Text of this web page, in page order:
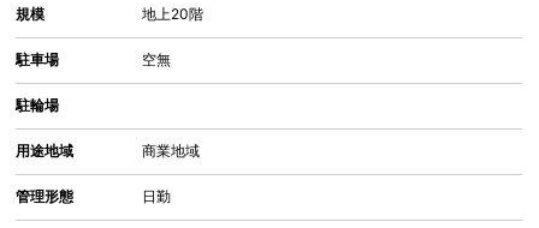
規模 地上20階
駐車場 空無
駐輪場
用途地域 商業地域
管理形態 日勤